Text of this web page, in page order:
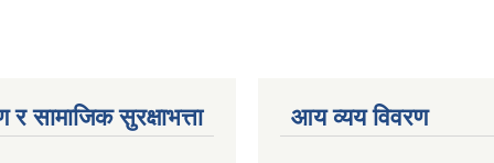
सामाजिक सुरक्षाभत्ता आय व्यय विवरण